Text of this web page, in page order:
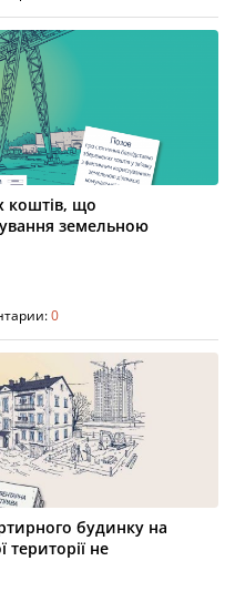
коштів, що
земельною
0
будинку на
не